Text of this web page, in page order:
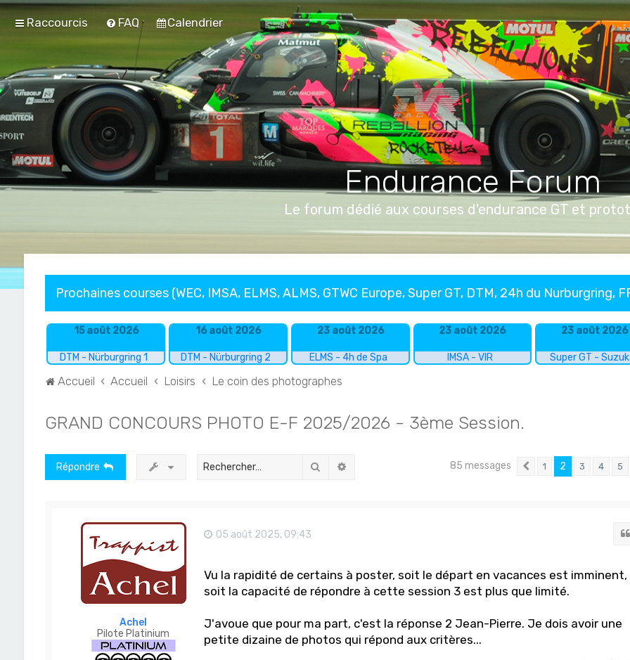
Raccourcis FAQ Calendrier
Endurance Forum
Le forum dédié aux courses d'endurance GT et
Prochaines courses (WEC, IMSA, ELMS, ALMS, GTWC Europe, Super GT, DTM, 24h du Nurburgring,
15 août 2026
DTM - Nürburgring 1
16 août 2026
DTM - Nürburgring 2
23 août 2026
ELMS - 4h de Spa
23 août 2026
IMSA - VIR
23 août 2026
Super GT -
Accueil Accueil Loisirs Le coin des photographes
GRAND CONCOURS PHOTO E-F 2025/2026 - 3ème Session.
Répondre Rechercher 85 messages Précédent
1 2 3 4 5
Achel
Pilote Platinium
05 août 2025, 09:43
Vu la rapidité de certains à poster, soit le départ en vacances est imminent,
soit la capacité de répondre à cette session 3 est plus que limité.
J'avoue que pour ma part, c'est la réponse 2 Jean-Pierre. Je dois avoir une
petite dizaine de photos qui répond aux critères...